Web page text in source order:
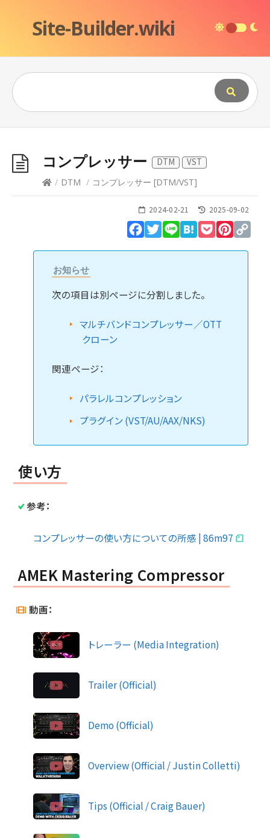
Site-Builder.wiki
コンプレッサー DTM
VST
/ DTM / コンプレッサー [DTM/VST]
2024-02-21 2025-09-02
Facebook
Twitter
Line HatenaPocket
お知らせ
次の項目は別ページに分割しました。
マルチバンドコンプレッサー／OTT
クローン
関連ページ：
パラレルコンプレッション
プラグイン (VST/AU/AAX/NKS)
使い方
参考：
コンプレッサーの使い方についての所感 | 86m97
AMEK Mastering Compressor
動画：
トレーラー (Media Integration)
Trailer (Official)
Demo (Official)
Overview (Official / Justin Colletti)
Tips (Official / Craig Bauer)